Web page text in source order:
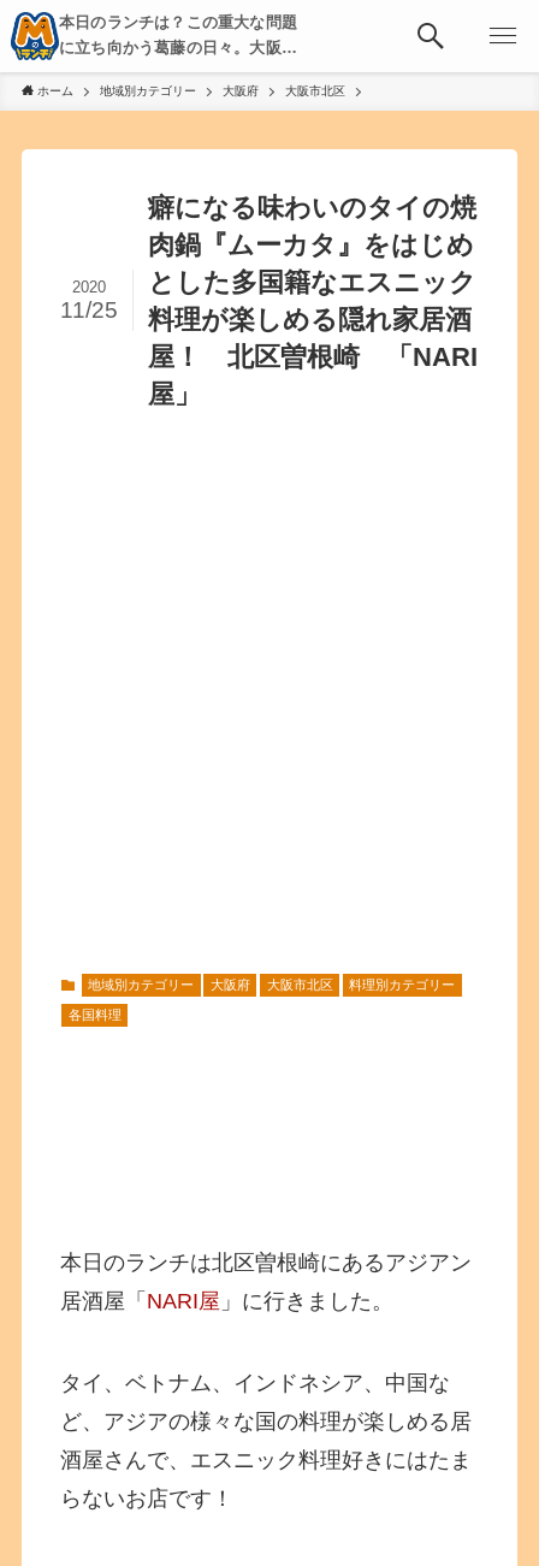
本日のランチは？この重大な問題
に立ち向かう葛藤の日々。大阪・
京都・神戸を中心とした食べ歩
き、飲み歩きを綴る。
ホーム 地域別カテゴリー 大阪府 大阪市北区
癖になる味わいのタイの焼
肉鍋『ムーカタ』をはじめ
とした多国籍なエスニック
料理が楽しめる隠れ家居酒
屋！ 北区曽根崎 「NARI
屋」
2020
11/25
地域別カテゴリー 大阪府 大阪市北区 料理別カテゴリー
各国料理
本日のランチは北区曽根崎にあるアジアン
居酒屋「 NARI屋 」に行きました。
タイ、ベトナム、インドネシア、中国な
ど、アジアの様々な国の料理が楽しめる居
酒屋さんで、エスニック料理好きにはたま
らないお店です！